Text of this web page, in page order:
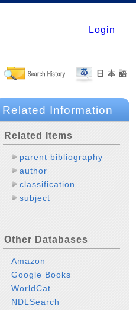
Login
Related Information
Related Items
parent bibliography
author
classification
subject
Other Databases
Amazon
Google Books
WorldCat
NDLSearch